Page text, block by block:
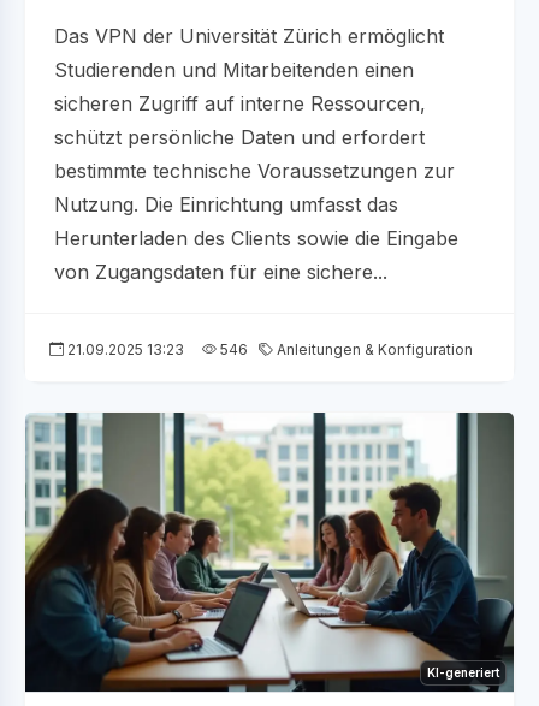
Das VPN der Universität Zürich ermöglicht
Studierenden und Mitarbeitenden einen
sicheren Zugriff auf interne Ressourcen,
schützt persönliche Daten und erfordert
bestimmte technische Voraussetzungen zur
Nutzung. Die Einrichtung umfasst das
Herunterladen des Clients sowie die Eingabe
von Zugangsdaten für eine sichere...
21.09.2025 13:23 546 Anleitungen & Konfiguration
KI-generiert